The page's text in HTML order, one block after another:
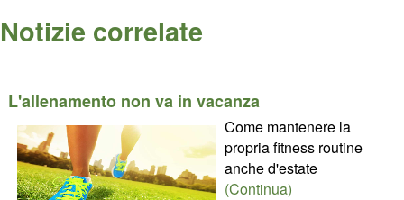
Notizie correlate
L'allenamento non va in vacanza
Come mantenere la
propria fitness routine
anche d'estate
(Continua)